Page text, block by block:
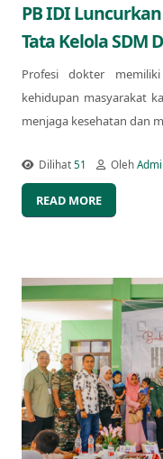
PB IDI
Tata Kelola SDM
Profesi dokter
kehidupan masyarakat
menjaga kesehatan dan
Dilihat51 Oleh
READ MORE